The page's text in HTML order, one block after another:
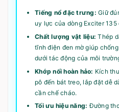
Tiếng nổ đặc trưng: Giữ
uy lực của dòng Exciter 135
Chất lượng vật liệu: Thép
tĩnh điện đen mờ giúp
dưới tác động của môi
Khớp nối hoàn hảo: Kích
pô đến bát treo, lắp đặt dễ
cần chế cháo.
Tối ưu hiệu năng: Đường